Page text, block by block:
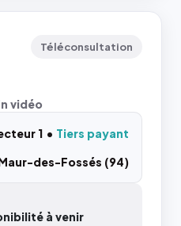
Téléconsultation
vidéo
1
Tiers payant
des-Fossés (94)
à venir